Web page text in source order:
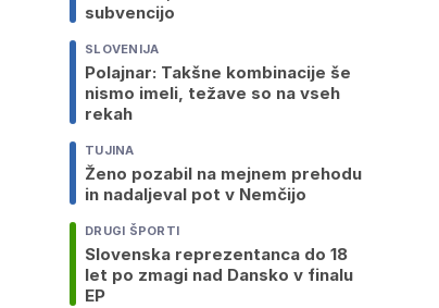
subvencijo
SLOVENIJA
Polajnar: Takšne kombinacije še
nismo imeli, težave so na vseh
rekah
TUJINA
Ženo pozabil na mejnem prehodu
in nadaljeval pot v Nemčijo
DRUGI ŠPORTI
Slovenska reprezentanca do 18
let po zmagi nad Dansko v finalu
EP